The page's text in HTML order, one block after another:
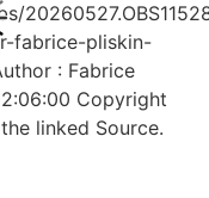
fabrice-pliskin-
: Fabrice
Copyright
linked Source.